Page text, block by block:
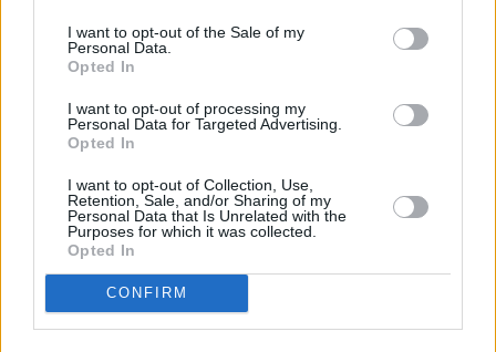
I want to opt-out of the Sale of my
Personal Data.
Opted In
I want to opt-out of processing my
Personal Data for Targeted Advertising.
Opted In
I want to opt-out of Collection, Use,
Retention, Sale, and/or Sharing of my
Personal Data that Is Unrelated with the
Purposes for which it was collected.
Opted In
CONFIRM